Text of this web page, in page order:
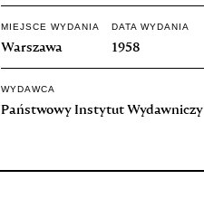
MIEJSCE WYDANIA
Warszawa
DATA WYDANIA
1958
WYDAWCA
Państwowy Instytut Wydawniczy